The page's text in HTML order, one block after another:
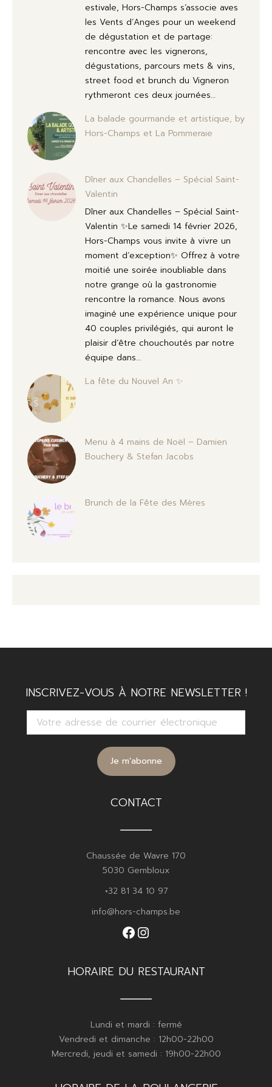
estivale, Hors-Champs s’associe aves
les Vents d’Anges pour un weekend
de dégustation et de partage:
rencontre avec les vignerons,
dégustations, parcours mets & vins,
street food et brunch du Vigneron
rythmeront ces deux journées…
La balade gourmande et artistique, by
Hors-Champs et La Pommeraie
Dîner aux Chandelles – Spécial Saint-
Valentin
Dîner aux Chandelles – Spécial Saint-
Valentin ✨Le samedi 14 février 2026,
Hors-Champs vous invite à vivre un
moment d’exception✨ Offrez à votre
moitié une soirée inoubliable dans
notre grange où la gastronomie
rencontre la romance. Nous avons
imaginé une expérience unique pour
40 couples privilégiés, qui auront le
plaisir d’être chouchoutés par notre
équipe dans…
La fête du Nouvel An ✨
Menu à 4 mains de Noël – Damien
Bouchery & Stefan Jacobs
Brunch de la Fête des Mères
INSCRIVEZ-VOUS À NOTRE NEWSLETTER !
CONTACT
Chaussée de Wavre 170
5030 Gembloux
+32 81 34 10 97
info@hors-champs.be
Facebook
HORAIRE DU RESTAURANT
Lundi et mardi : fermé
Vendredi et dimanche : 12h00-22h00
Mercredi, jeudi et samedi : 19h00-22h00